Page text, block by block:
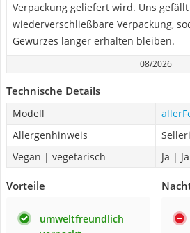
Verpackung geliefert wird. Uns
wiederverschließbare Verpackung,
Gewürzes länger erhalten bleiben.
08/2026
Technische Details
Modell
Allergenhinweis
Vegan | vegetarisch
Ja | Ja
Vorteile
umweltfreundlich